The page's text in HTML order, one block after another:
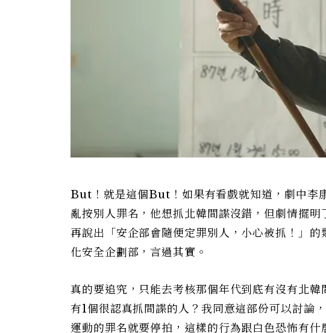
But！就是這個But！如果有看戲就知道，劇中李
亂按別人罪名，他想抓北韓間諜沒錯，但劇情擺
再說出「安企部會隨便定罪別人，小心被抓！」
化安全企劃部，言過其實。
真的要追究，只能去考核那個年代到底有沒有北
有1個很認真抓間諜的人？我同意這部份可以討論
運動的罪名就要停拍，這樣的行為跟白色恐怖有什